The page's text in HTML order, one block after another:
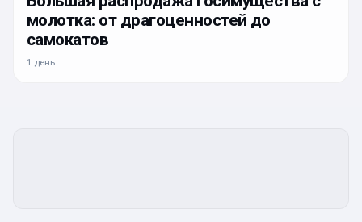
молотка: от драгоценностей до
самокатов
1 день